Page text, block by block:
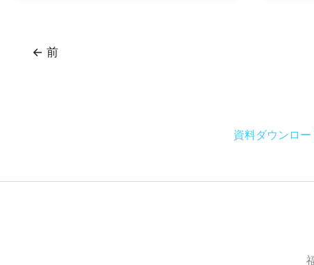
← 前
資料ダウンロー